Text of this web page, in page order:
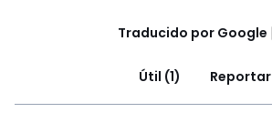
Traducido por Google
Útil (1) Reportar